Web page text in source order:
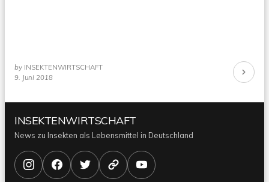
by INSEKTENWIRTSCHAFT
9. Juni 2018
Continue
INSEKTENWIRTSCHAFT
News zu Insekten als Lebensmittel in Deutschland
InstagramFacebookX/TwitterBlueskyYouTube